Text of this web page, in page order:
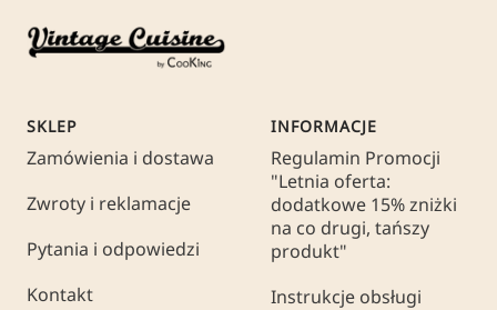
SKLEP
Zamówienia i dostawa
Zwroty i reklamacje
Pytania i odpowiedzi
Kontakt
INFORMACJE
Regulamin Promocji
"Letnia oferta:
dodatkowe 15% zniżki
na co drugi, tańszy
produkt"
Instrukcje obsługi